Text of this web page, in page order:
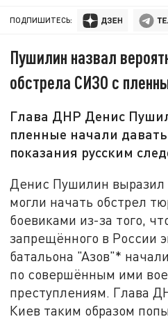
ПОДПИШИТЕСЬ:
Пушилин назвал
обстрела СИЗО с
Глава ДНР Денис
пленные начали
показания русским
Денис Пушилин
могли начать обстрел
боевиками из-за того,
запрещённого в России
батальона "Азов"*
по совершённым ими
преступлениям. Глава
Киев таким образом